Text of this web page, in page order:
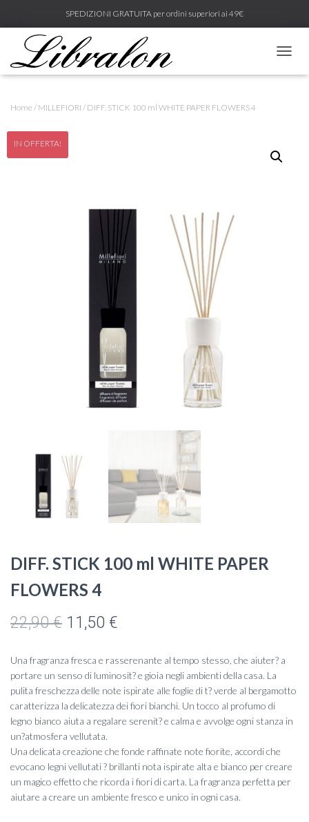
SPEDIZIONI GRATUITA per ordini superiori ai 49€
A
Home / MILLEFIORI / DIFF. STICK 100 ml WHITE PAPER FLOWERS 4
IN OFFERTA!
DIFF. STICK 100 ml WHITE PAPER
FLOWERS 4
22,90€ Il
originale
era:
22,90 €.
11,50 €
attuale
è:
11,50 €.
Una fragranza fresca e rasserenante al tempo stesso, che aiuter? a
portare un senso di luminosit? e gioia negli ambienti della casa. La
pulita freschezza delle note ispirate alle foglie di t? verde al bergamotto
caratterizza la delicatezza dei fiori bianchi. Un tocco al profumo di
legno bianco aiuta a regalare serenit? e calma e avvolge ogni stanza in
un?atmosfera vellutata.
Una delicata creazione che fonde raffinate note fiorite, accordi che
evocano legni vellutati ? brillanti nota ispirate alta e bianco per creare
un magico effetto che ricorda i fiori di carta. La fragranza perfetta per
aiutare a creare un ambiente fresco e unico in ogni casa.